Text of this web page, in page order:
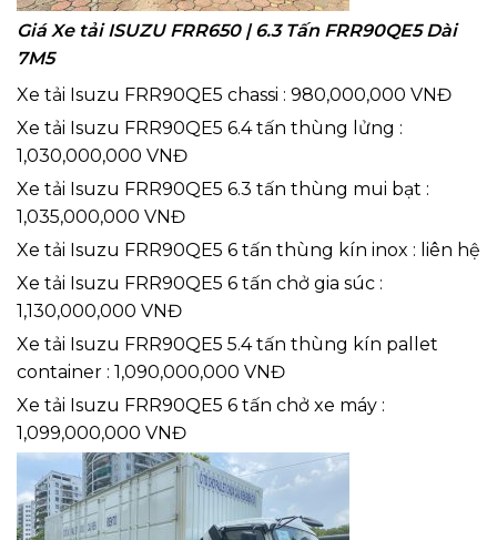
Giá Xe tải ISUZU FRR650 | 6.3 Tấn FRR90QE5 Dài
7M5
Xe tải Isuzu FRR90QE5 chassi : 980,000,000 VNĐ
Xe tải Isuzu FRR90QE5 6.4 tấn thùng lửng :
1,030,000,000 VNĐ
Xe tải Isuzu FRR90QE5 6.3 tấn thùng mui bạt :
1,035,000,000 VNĐ
Xe tải Isuzu FRR90QE5 6 tấn thùng kín inox : liên hệ
Xe tải Isuzu FRR90QE5 6 tấn chở gia súc :
1,130,000,000 VNĐ
Xe tải Isuzu FRR90QE5 5.4 tấn thùng kín pallet
container : 1,090,000,000 VNĐ
Xe tải Isuzu FRR90QE5 6 tấn chở xe máy :
1,099,000,000 VNĐ